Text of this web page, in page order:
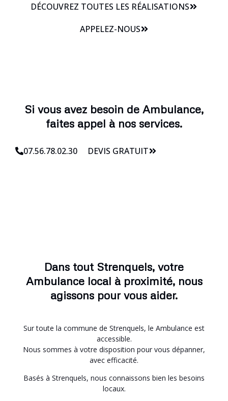
DÉCOUVREZ TOUTES LES RÉALISATIONS
APPELEZ-NOUS
Si vous avez besoin de Ambulance,
faites appel à nos services.
07.56.78.02.30 DEVIS GRATUIT
Dans tout Strenquels, votre
Ambulance local à proximité, nous
agissons pour vous aider.
Sur toute la commune de Strenquels, le Ambulance est
accessible.
Nous sommes à votre disposition pour vous dépanner,
avec efficacité.
Basés à Strenquels, nous connaissons bien les besoins
locaux.